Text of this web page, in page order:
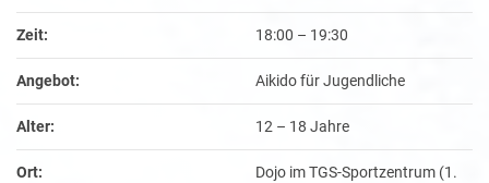
Zeit: 18:00 – 19:30
Angebot: Aikido für Jugendliche
Alter: 12 – 18 Jahre
Ort:
Dojo im TGS-Sportzentrum (1.